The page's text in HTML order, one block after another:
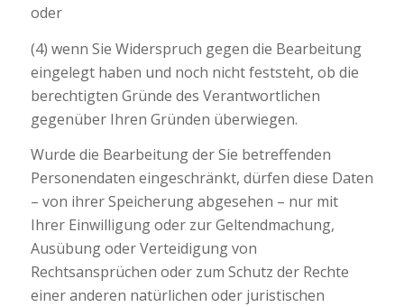
oder
(4) wenn Sie Widerspruch gegen die Bearbeitung
eingelegt haben und noch nicht feststeht, ob die
berechtigten Gründe des Verantwortlichen
gegenüber Ihren Gründen überwiegen.
Wurde die Bearbeitung der Sie betreffenden
Personendaten eingeschränkt, dürfen diese Daten
– von ihrer Speicherung abgesehen – nur mit
Ihrer Einwilligung oder zur Geltendmachung,
Ausübung oder Verteidigung von
Rechtsansprüchen oder zum Schutz der Rechte
einer anderen natürlichen oder juristischen